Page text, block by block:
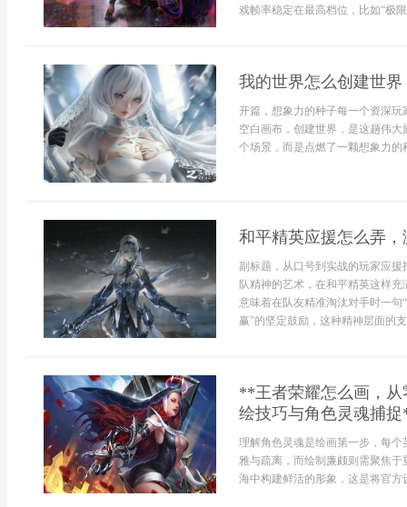
戏帧率稳定在最高档位，比如“极限
我的世界怎么创建世
开篇，想象力的种子每一个资深
空白画布，创建世界，是这趟伟
个场景，而是点燃了一颗想象力
和平精英应援怎么弄
副标题，从口号到实战的玩家应
队精神的艺术，在和平精英这样
意味着在队友精准淘汰对手时一句
赢”的坚定鼓励，这种精神层面的
**王者荣耀怎么画，
绘技巧与角色灵魂捕
理解角色灵魂是绘画第一步，每
雅与疏离，而绘制廉颇则需聚焦
海中构建鲜活的形象，这是将官方